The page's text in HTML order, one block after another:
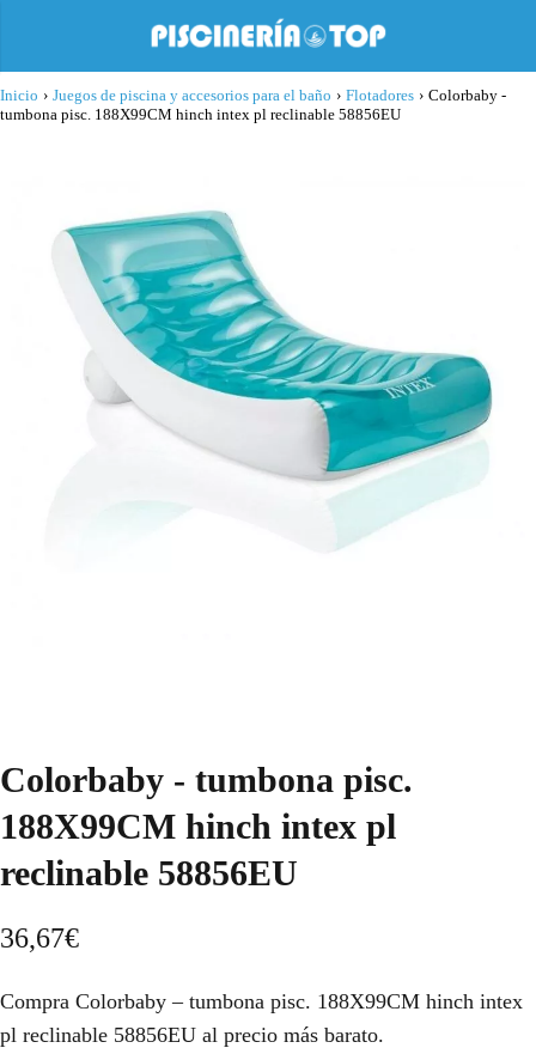
Inicio › Juegos de piscina y accesorios para el baño › Flotadores › Colorbaby -
tumbona pisc. 188X99CM hinch intex pl reclinable 58856EU
Colorbaby - tumbona pisc.
188X99CM hinch intex pl
reclinable 58856EU
36,67€
Compra Colorbaby – tumbona pisc. 188X99CM hinch intex
pl reclinable 58856EU al precio más barato.